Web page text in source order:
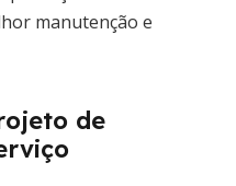
manutenção e
de